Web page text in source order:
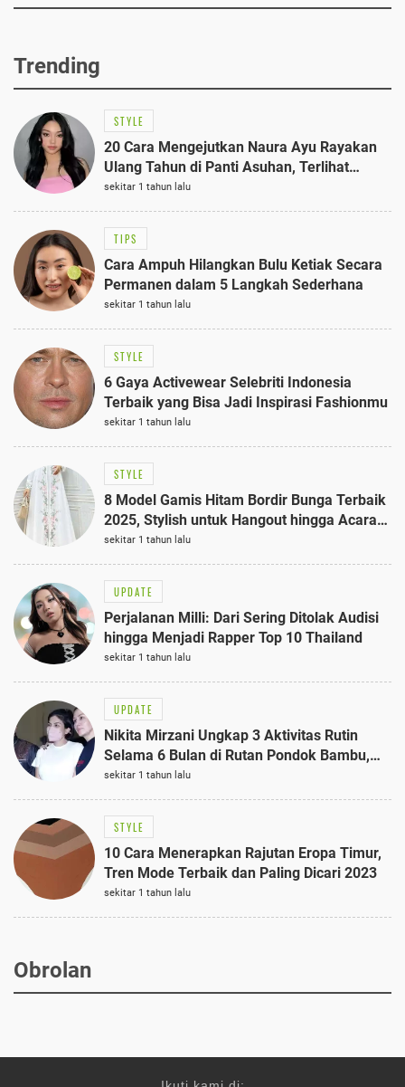
Trending
STYLE
20 Cara Mengejutkan Naura Ayu Rayakan
Ulang Tahun di Panti Asuhan, Terlihat
Anggun dengan Kaftan Cokelat
sekitar 1 tahun lalu
TIPS
Cara Ampuh Hilangkan Bulu Ketiak Secara
Permanen dalam 5 Langkah Sederhana
sekitar 1 tahun lalu
STYLE
6 Gaya Activewear Selebriti Indonesia
Terbaik yang Bisa Jadi Inspirasi Fashionmu
sekitar 1 tahun lalu
STYLE
8 Model Gamis Hitam Bordir Bunga Terbaik
2025, Stylish untuk Hangout hingga Acara
Semi-Formal
sekitar 1 tahun lalu
UPDATE
Perjalanan Milli: Dari Sering Ditolak Audisi
hingga Menjadi Rapper Top 10 Thailand
sekitar 1 tahun lalu
UPDATE
Nikita Mirzani Ungkap 3 Aktivitas Rutin
Selama 6 Bulan di Rutan Pondok Bambu,
Terungkap!
sekitar 1 tahun lalu
STYLE
10 Cara Menerapkan Rajutan Eropa Timur,
Tren Mode Terbaik dan Paling Dicari 2023
sekitar 1 tahun lalu
Obrolan